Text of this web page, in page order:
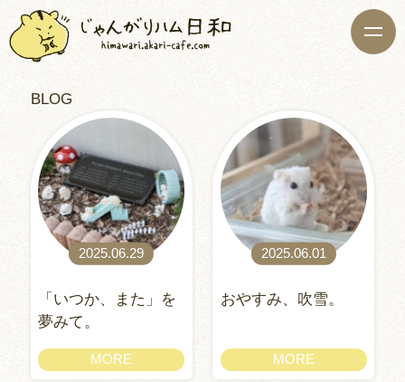
BLOG
2025.06.29
「いつか、また」を
夢みて。
MORE
2025.06.01
おやすみ、吹雪。
MORE